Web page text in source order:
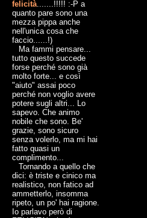
felicità.......!!!!! :-P a
quanto pare sono una
mezza pippa anche
nell'unica cosa che
faccio......!)
Ma fammi pensare...
tutto questo succede
forse perché sono già
molto forte... e così
"aiuto" assai poco
perché non voglio avere
potere sugli altri... Lo
sapevo. Che animo
nobile che sono. Be'
grazie, sono sicuro
senza volerlo, ma mi hai
fatto quasi un
complimento...
Tornando a quello che
dici: è triste e cinico ma
realistico, non fatico ad
ammetterlo, insomma
ripeto, un po' hai ragione.
Io parlavo però di